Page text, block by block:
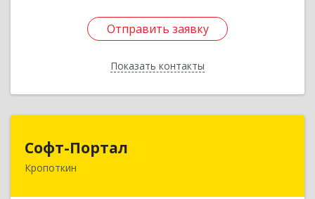
Отправить заявку
Показать контакты
Отправить заявку
Назад
Софт-Портал
Кропоткин
352395, Краснодарский край, Кавказский р-н,